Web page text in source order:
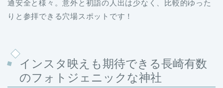
通安全と様々。意外と初詣の人出は少なく、比較的ゆった
りと参拝できる穴場スポットです！
インスタ映えも期待できる長崎有数
のフォトジェニックな神社